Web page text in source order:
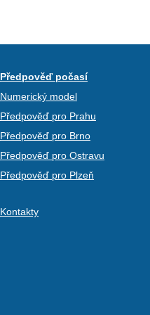
Předpověď počasí
Numerický model
Předpověď pro Prahu
Předpověď pro Brno
Předpověď pro Ostravu
Předpověď pro Plzeň
Kontakty